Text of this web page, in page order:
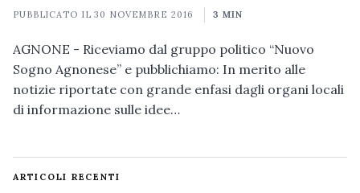
PUBBLICATO IL30 NOVEMBRE 2016 3 MIN
AGNONE - Riceviamo dal gruppo politico “Nuovo
Sogno Agnonese” e pubblichiamo: In merito alle
notizie riportate con grande enfasi dagli organi locali
di informazione sulle idee…
ARTICOLI RECENTI